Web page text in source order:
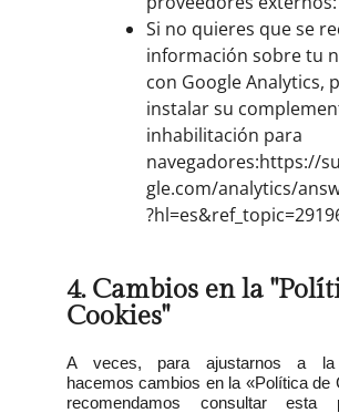
Si no quieres que se
información sobre tu
con Google Analytics,
instalar su
inhabilitación para
navegadores:https://
gle.com/analytics/
4. Cambios en la
Cookies"
A veces, para ajustarnos a la
hacemos cambios en la «Política de
recomendamos consultar esta